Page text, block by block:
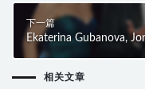
下一篇
Ekaterina Gubanova,
Bryn Terfel – Opera
相关文章